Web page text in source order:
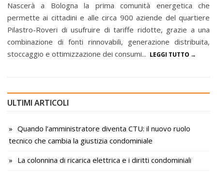
Nascerà a Bologna la prima comunità energetica che
permette ai cittadini e alle circa 900 aziende del quartiere
Pilastro-Roveri di usufruire di tariffe ridotte, grazie a una
combinazione di fonti rinnovabili, generazione distribuita,
stoccaggio e ottimizzazione dei consumi... LEGGI TUTTO
ULTIMI ARTICOLI
Quando l’amministratore diventa CTU: il nuovo ruolo
tecnico che cambia la giustizia condominiale
La colonnina di ricarica elettrica e i diritti condominiali